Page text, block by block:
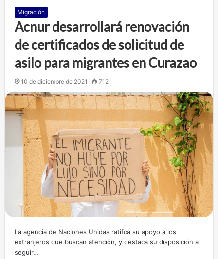
Migración
Acnur desarrollará renovación
de certificados de solicitud de
asilo para migrantes en Curazao
10 de diciembre de 2021 712
La agencia de Naciones Unidas ratifca su apoyo a los
extranjeros que buscan atención, y destaca su disposición a
seguir…